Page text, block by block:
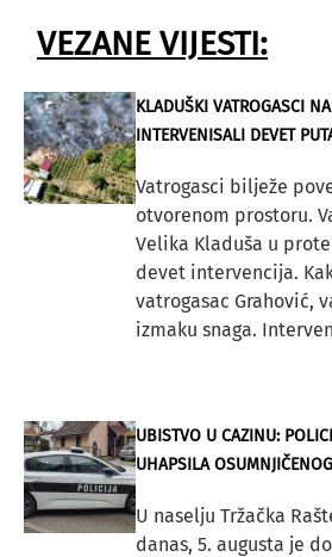
VEZANE VIJESTI:
KLADUŠKI VATROGASCI
INTERVENISALI DEVET
Vatrogasci bilježe
otvorenom prostoru.
Velika Kladuša u
devet intervencija.
vatrogasac Grahović,
izmaku snaga.
UBISTVO U CAZINU:
UHAPSILA OSUMNJIČENOG
U naselju Tržačka
danas, 5. augusta je